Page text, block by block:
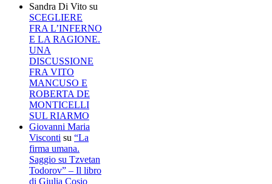
Sandra Di Vito su
SCEGLIERE
FRA L’INFERNO
E LA RAGIONE.
UNA
DISCUSSIONE
FRA VITO
MANCUSO E
ROBERTA DE
MONTICELLI
SUL RIARMO
Giovanni Maria
Visconti su “La
firma umana.
Saggio su Tzvetan
Todorov” – Il libro
di Giulia Cosio